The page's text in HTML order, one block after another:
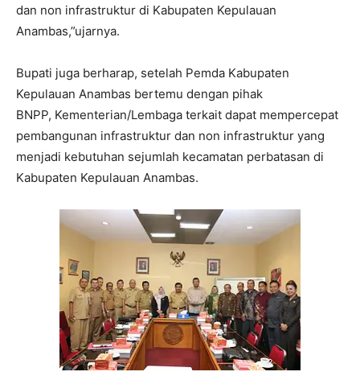
dan non infrastruktur di Kabupaten Kepulauan
Anambas,”ujarnya.
Bupati juga berharap, setelah Pemda Kabupaten
Kepulauan Anambas bertemu dengan pihak
BNPP, Kementerian/Lembaga terkait dapat mempercepat
pembangunan infrastruktur dan non infrastruktur yang
menjadi kebutuhan sejumlah kecamatan perbatasan di
Kabupaten Kepulauan Anambas.